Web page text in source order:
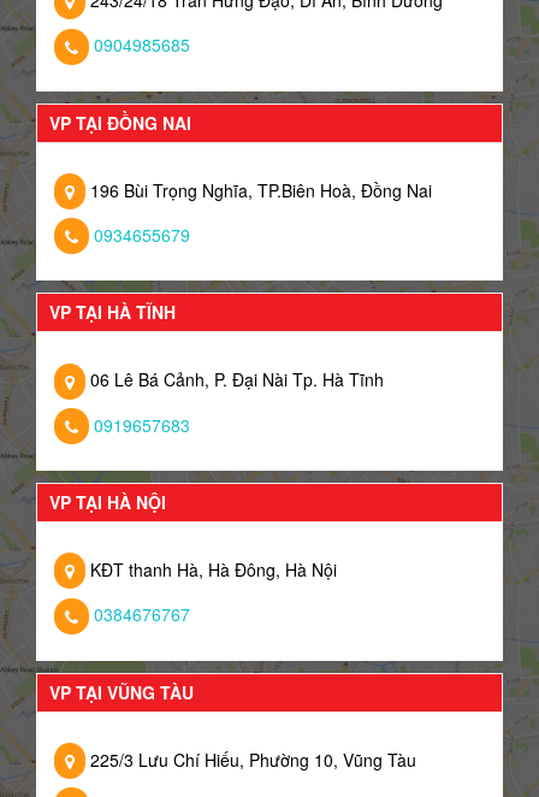
0904985685
VP TẠI ĐỒNG NAI
196 Bùi Trọng Nghĩa, TP.Biên Hoà, Đồng Nai
0934655679
VP TẠI HÀ TĨNH
06 Lê Bá Cảnh, P. Đại Nài Tp. Hà Tĩnh
0919657683
VP TẠI HÀ NỘI
KĐT thanh Hà, Hà Đông, Hà Nội
0384676767
VP TẠI VŨNG TÀU
225/3 Lưu Chí Hiếu, Phường 10, Vũng Tàu